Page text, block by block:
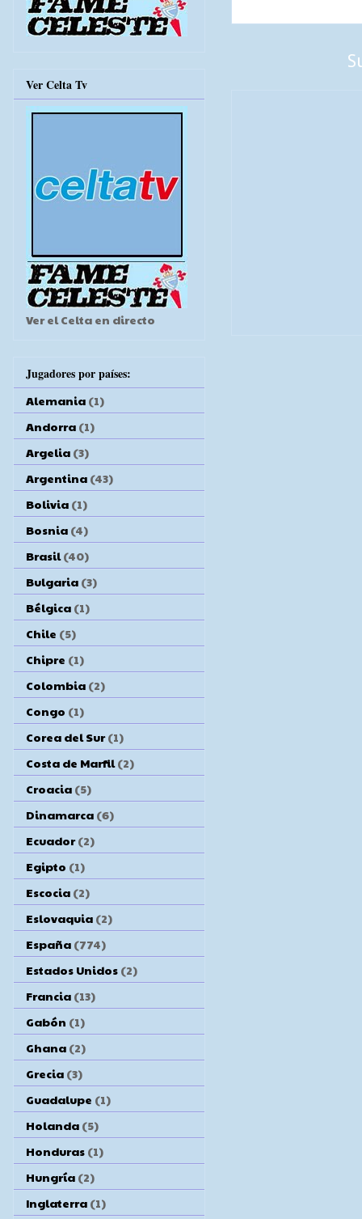
Ver Celta Tv
Ver el Celta en directo
Jugadores por países:
Alemania (1)
Andorra (1)
Argelia (3)
Argentina (43)
Bolivia (1)
Bosnia (4)
Brasil (40)
Bulgaria (3)
Bélgica (1)
Chile (5)
Chipre (1)
Colombia (2)
Congo (1)
Corea del Sur (1)
Costa de Marfil (2)
Croacia (5)
Dinamarca (6)
Ecuador (2)
Egipto (1)
Escocia (2)
Eslovaquia (2)
España (774)
Estados Unidos (2)
Francia (13)
Gabón (1)
Ghana (2)
Grecia (3)
Guadalupe (1)
Holanda (5)
Honduras (1)
Hungría (2)
Inglaterra (1)